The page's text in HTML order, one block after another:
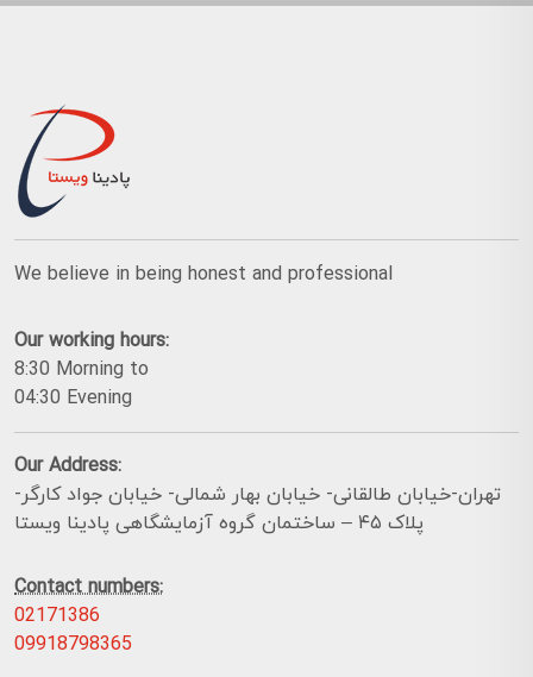
We believe in being honest and professional
Our working hours:
8:30 Morning to
04:30 Evening
Our Address:
تهران-خیابان طالقانی- خیابان بهار شمالی- خیابان جواد کارگر-
پلاک ۴۵ – ساختمان گروه آزمایشگاهی پادینا ویستا
Contact numbers:
02171386
09918798365